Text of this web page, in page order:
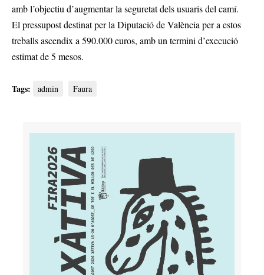
amb l’objectiu d’augmentar la seguretat dels usuaris del camí.
El pressupost destinat per la Diputació de València per a estos
treballs ascendix a 590.000 euros, amb un termini d’execució
estimat de 5 mesos.
Tags: admin Faura